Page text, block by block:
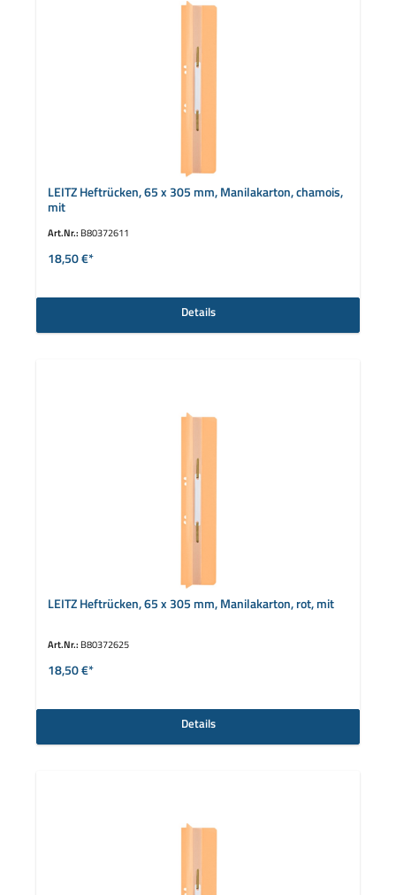
LEITZ Heftrücken, 65 x 305 mm, Manilakarton, chamois,
mit
Art.Nr.: B80372611
18,50 €*
Details
LEITZ Heftrücken, 65 x 305 mm, Manilakarton, rot, mit
Art.Nr.: B80372625
18,50 €*
Details